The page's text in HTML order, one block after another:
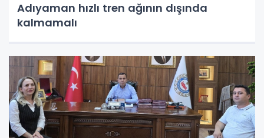
Adıyaman hızlı tren ağının dışında
kalmamalı